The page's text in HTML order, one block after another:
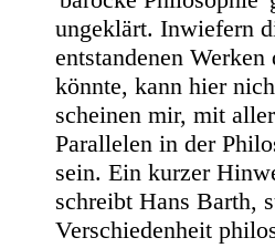
ungeklärt. Inwiefern
entstandenen
könnte, kann hier
scheinen mir, mit
Parallelen in der
sein. Ein kurzer
schreibt Hans Barth,
Verschiedenheit